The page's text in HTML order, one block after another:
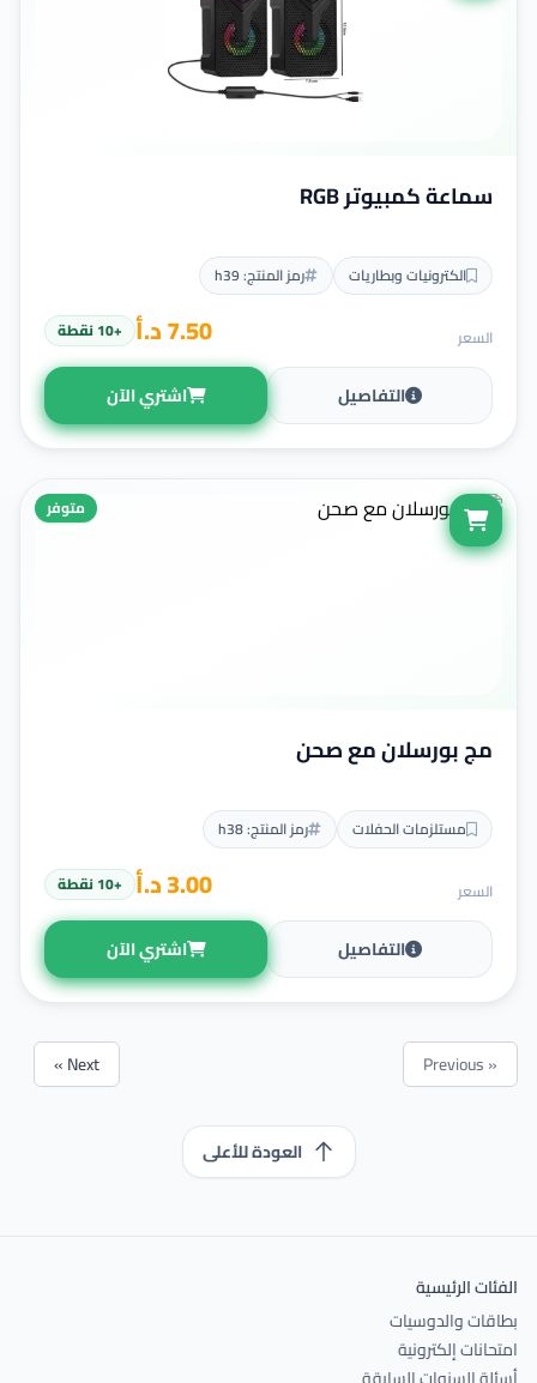
سماعة كمبيوتر RGB
الكترونيات وبطاريات رمز المنتج: h39
السعر 7.50 د.أ +10 نقطة
التفاصيل اشتري الآن
متوفر
مج بورسلان مع صحن
مستلزمات الحفلات رمز المنتج: h38
السعر 3.00 د.أ +10 نقطة
التفاصيل اشتري الآن
« Previous
Next »
العودة للأعلى
الفئات الرئيسية
بطاقات والدوسيات
امتحانات إلكترونية